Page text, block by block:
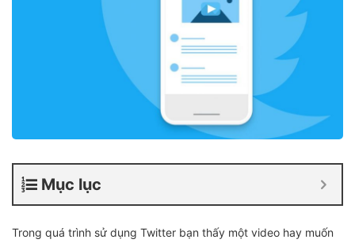
Mục lục
Trong quá trình sử dụng Twitter bạn thấy một video hay muốn